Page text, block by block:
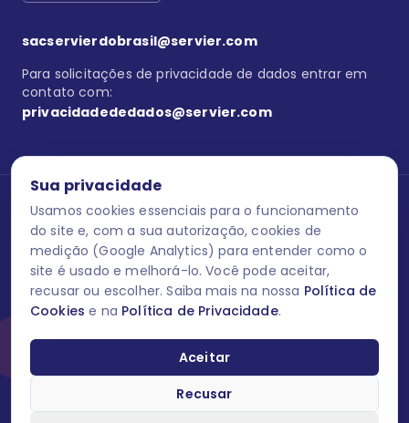
Sua privacidade
Usamos cookies essenciais para o funcionamento
do site e, com a sua autorização, cookies de
medição (Google Analytics) para entender como o
site é usado e melhorá-lo. Você pode aceitar,
recusar ou escolher. Saiba mais na nossa Política de
Cookies e na Política de Privacidade.
Aceitar
Recusar
sacservierdobrasil@servier.com
Para solicitações de privacidade de dados entrar em
contato com:
privacidadededados@servier.com
Se estiver no programa semprecuidando, comunique aquiuma
reação adversa com os produtos Servier. Este site contém
informações para o público leigo e para os profissionais de saúde
do Brasil habilitados a prescrever medicamentos. M-AS ONE-BR-
202606-00013 / Agosto 2026.
O laboratório Servier do Brasil respeita os seus dados! Caso deseje
dados pessoais você pode fazê-lo a qualquer momento entrando
em contato através do site www.semprecuidando.com.br na opção
fale conosco.